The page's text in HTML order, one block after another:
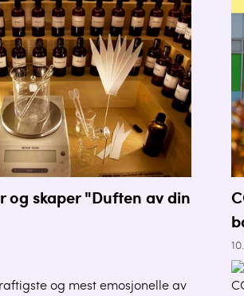
og skaper "Duften av din
og mest emosjonelle av